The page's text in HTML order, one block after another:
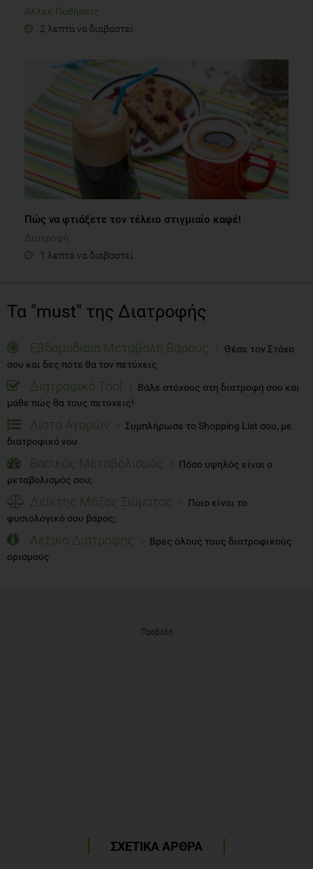
Άλλες Παθήσεις
2 λεπτά να διαβαστεί
Πώς να φτιάξετε τον τέλειο στιγμιαίο καφέ!
Διατροφή
1 λεπτό να διαβαστεί
Τα "must" της Διατροφής
Εβδομαδίαια Μεταβολή Βάρους
Θέσε τον Στόχο
σου και δες πότε θα τον πετύχεις
Διατροφικό Tool
Βάλε στόχους στη διατροφή σου και
μάθε πώς θα τους πετύχεις!
Λίστα Αγορών
Συμπλήρωσε το Shopping List σου, με
διατροφικό νου
Βασικός Μεταβολισμός
Πόσο υψηλός είναι ο
μεταβολισμός σου;
Δείκτης Μάζας Σώματος
Ποιο είναι το
φυσιολογικό σου βάρος;
Λεξικό Διατροφής
Βρες όλους τους διατροφικούς
ορισμούς
Προβολή
ΣΧΕΤΙΚΑ ΑΡΘΡΑ